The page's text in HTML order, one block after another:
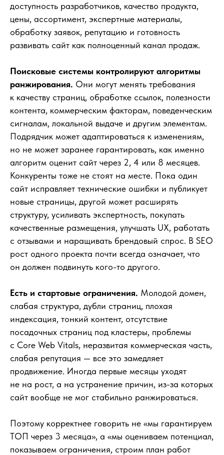
доступность разработчиков, качество продукта,
цены, ассортимент, экспертные материалы,
обработку заявок, репутацию и готовность
развивать сайт как полноценный канал продаж.
Поисковые системы контролируют алгоритмы
ранжирования. Они могут менять требования
к качеству страниц, обработке ссылок, полезности
контента, коммерческим факторам, поведенческим
сигналам, локальной выдаче и другим элементам.
Подрядчик может адаптироваться к изменениям,
но не может заранее гарантировать, как именно
алгоритм оценит сайт через 2, 4 или 8 месяцев.
Конкуренты тоже не стоят на месте. Пока один
сайт исправляет технические ошибки и публикует
новые страницы, другой может расширять
структуру, усиливать экспертность, покупать
качественные размещения, улучшать UX, работать
с отзывами и наращивать брендовый спрос. В SEO
рост одного проекта почти всегда означает, что
он должен подвинуть кого-то другого.
Есть и стартовые ограничения. Молодой домен,
слабая структура, дубли страниц, плохая
индексация, тонкий контент, отсутствие
посадочных страниц под кластеры, проблемы
с Core Web Vitals, неразвитая коммерческая часть,
слабая репутация — все это замедляет
продвижение. Иногда первые месяцы уходят
не на рост, а на устранение причин, из-за которых
сайт вообще не мог стабильно ранжироваться.
Поэтому корректнее говорить не «мы гарантируем
ТОП через 3 месяца», а «мы оцениваем потенциал,
показываем ограничения, строим план работ